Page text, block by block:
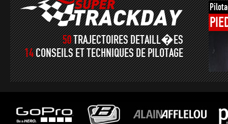
50TRAJECTOIRES DETAILL�ES
14CONSEILS ET TECHNIQUES DE PILOTAGE